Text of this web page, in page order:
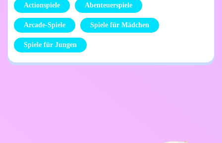
Actionspiele Abenteuerspiele
Arcade-Spiele Spiele für Mädchen
Spiele für Jungen